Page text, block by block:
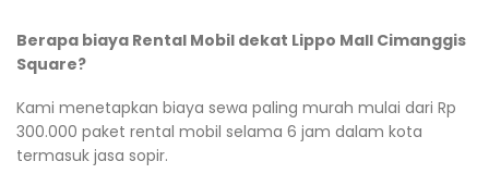
Berapa biaya Rental Mobil dekat Lippo Mall Cimanggis
Square?
Kami menetapkan biaya sewa paling murah mulai dari Rp
300.000 paket rental mobil selama 6 jam dalam kota
termasuk jasa sopir.